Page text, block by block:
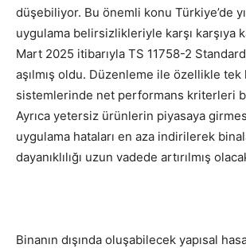
düşebiliyor. Bu önemli konu Türkiye’de
uygulama belirsizlikleriyle karşı karşıya
Mart 2025 itibarıyla TS 11758-2
aşılmış oldu. Düzenleme ile özellikle tek
sistemlerinde net performans kriterleri
Ayrıca yetersiz ürünlerin piyasaya
uygulama hataları en aza indirilerek
dayanıklılığı uzun vadede artırılmış
Binanın dışında oluşabilecek yapısal